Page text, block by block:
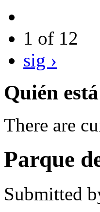
1 of 12
sig ›
Quién
There are
Parque
Submitted